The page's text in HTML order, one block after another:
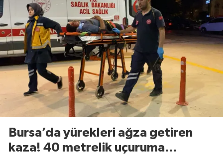
Bursa’da yürekleri ağza getiren
kaza! 40 metrelik uçuruma